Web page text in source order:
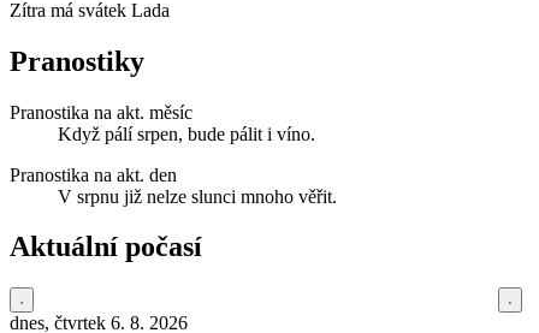
Zítra má svátek Lada
Pranostiky
Pranostika na akt. měsíc
Když pálí srpen, bude pálit i víno.
Pranostika na akt. den
V srpnu již nelze slunci mnoho věřit.
Aktuální počasí
dnes, čtvrtek 6. 8. 2026